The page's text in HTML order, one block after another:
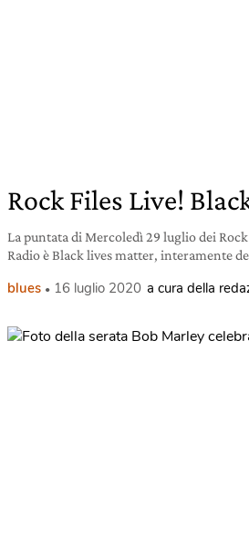
Rock Files Live!
La puntata di Mercoledì 29 luglio dei
Radio è Black lives matter, interamente
blues 16 luglio 2020 a cura della